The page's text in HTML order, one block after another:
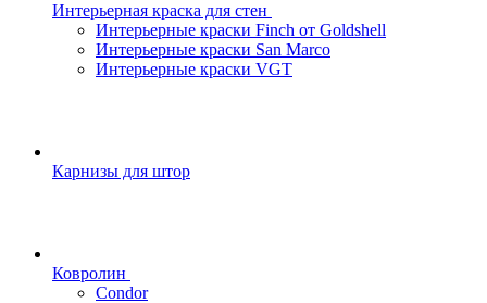
Интерьерная краска для стен
Интерьерные краски Finch от Goldshell
Интерьерные краски San Marco
Интерьерные краски VGT
Карнизы для штор
Ковролин
Condor